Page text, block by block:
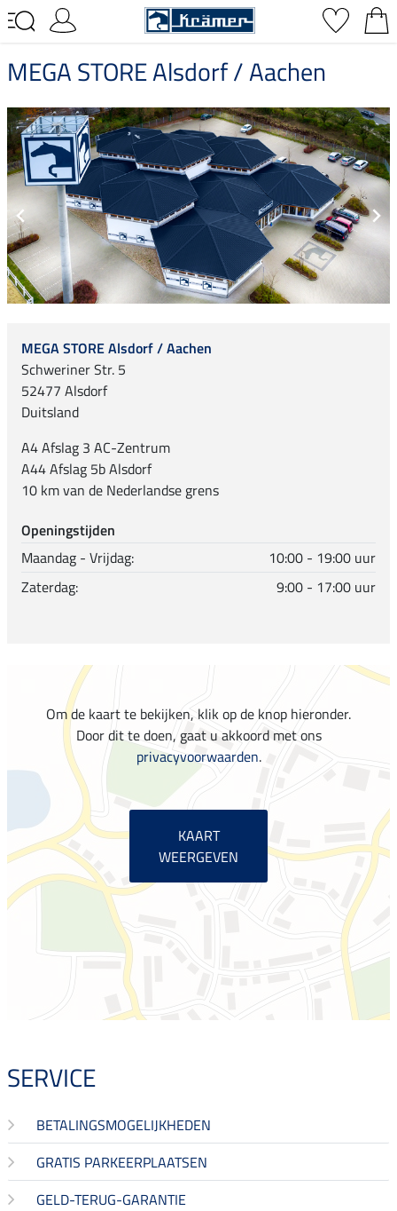
MEGA STORE Alsdorf / Aachen
MEGA STORE Alsdorf / Aachen
Schweriner Str. 5
52477 Alsdorf
Duitsland
A4 Afslag 3 AC-Zentrum
A44 Afslag 5b Alsdorf
10 km van de Nederlandse grens
Openingstijden
Maandag - Vrijdag:
10:00 - 19:00 uur
Zaterdag:
9:00 - 17:00 uur
Om de kaart te bekijken, klik op de knop hieronder.
Door dit te doen, gaat u akkoord met ons
privacyvoorwaarden.
KAART
WEERGEVEN
SERVICE
BETALINGSMOGELIJKHEDEN
GRATIS PARKEERPLAATSEN
GELD-TERUG-GARANTIE